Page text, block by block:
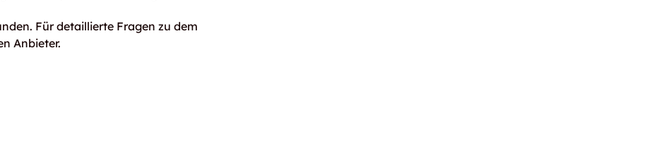
Für detaillierte Fragen zu dem
Anbieter.